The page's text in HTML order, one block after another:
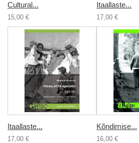
Cultural...
15,00 €
Itaallaste...
17,00 €
Itaallaste...
17,00 €
Kõndimise...
16,00 €